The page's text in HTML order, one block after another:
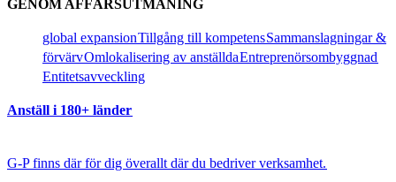
GENOM AFFÄRSUTMANING​​
global expansion​​Tillgång till kompetens​​Sammanslagningar &
förvärv​​Omlokalisering av anställda​​Entreprenörsombyggnad​​
Entitetsavveckling​​
Anställ i 180+ länder​​
G-P finns där för dig överallt där du bedriver verksamhet.​​